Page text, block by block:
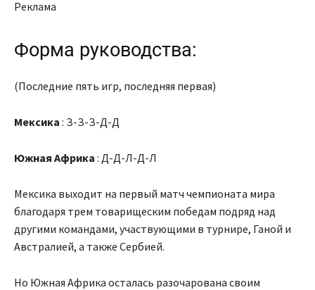
Реклама
Форма руководства:
(Последние пять игр, последняя первая)
Мексика : З-З-З-Д-Д
Южная Африка : Д-Д-Л-Д-Л
Мексика выходит на первый матч чемпионата мира
благодаря трем товарищеским победам подряд над
другими командами, участвующими в турнире, Ганой и
Австралией, а также Сербией.
Но Южная Африка осталась разочарована своим